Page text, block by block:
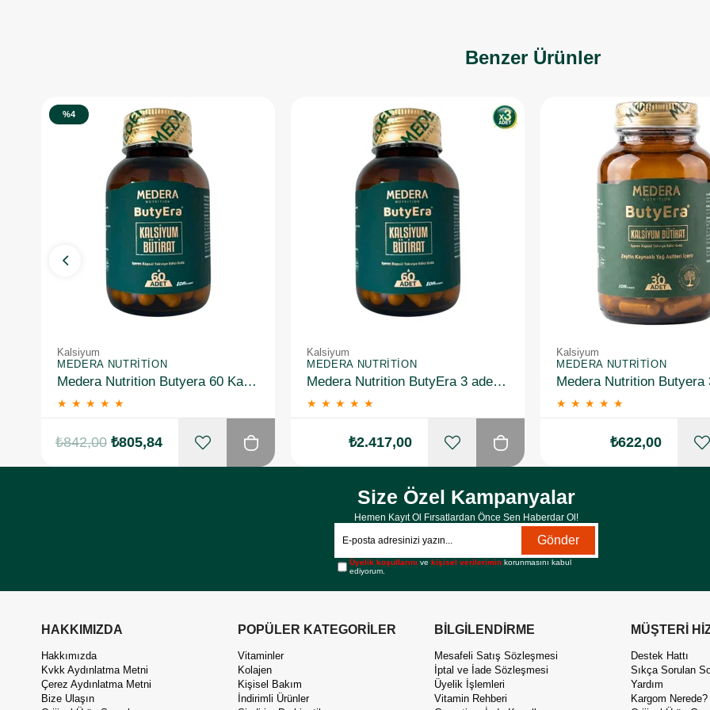
Benzer Ürünler
Kalsiyum
MEDERA NUTRITION
Medera Nutrition Butyera 60 Kapsül
★ ★ ★ ★ ★
%4
₺805,84
₺842,00
Kalsiyum
MEDERA NUTRITION
Medera Nutrition ButyEra 3 adet Kalsiyum Bütirat (Postbiyotik) İçeren Takviye Edici Gıda - 3'LÜ SET
★ ★ ★ ★ ★
₺2.417,00
Kalsiyum
MEDERA NUTRITION
★ ★ ★ ★ ★
₺622,00
Size Özel Kampanyalar
Hemen Kayıt Ol Fırsatlardan Önce Sen Haberdar Ol!
Gönder
Üyelik koşullarını vekişisel verilerimin korunmasını kabul
ediyorum.
HAKKIMIZDA
Hakkımızda
Kvkk Aydınlatma Metni
Çerez Aydınlatma Metni
Bize Ulaşın
POPÜLER KATEGORİLER
Vitaminler
Kolajen
Kişisel Bakım
İndirimli Ürünler
BİLGİLENDİRME
Mesafeli Satış Sözleşmesi
İptal ve İade Sözleşmesi
Üyelik İşlemleri
Vitamin Rehberi
MÜŞTERİ
Destek Hattı
Sıkça Sorulan
Yardım
Kargom Nerede?